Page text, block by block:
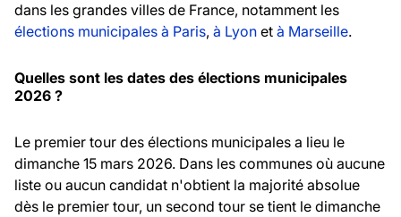
dans les grandes villes de France, notamment les
élections municipales à Paris, à Lyon et à Marseille.
Quelles sont les dates des élections municipales
2026 ?
Le premier tour des élections municipales a lieu le
dimanche 15 mars 2026. Dans les communes où aucune
liste ou aucun candidat n'obtient la majorité absolue
dès le premier tour, un second tour se tient le dimanche